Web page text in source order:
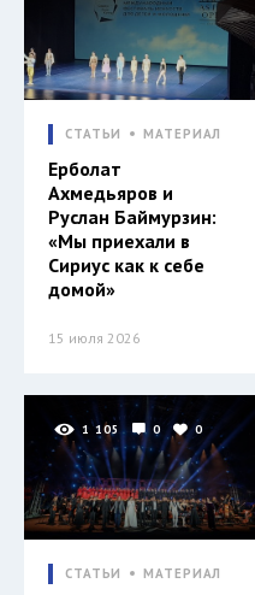
СТАТЬИ МАТЕРИАЛ
Ерболат
Ахмедьяров и
Руслан Баймурзин:
«Мы приехали в
Сириус как к себе
домой»
15 июля 2026
1 105 0 0
СТАТЬИ МАТЕРИАЛ